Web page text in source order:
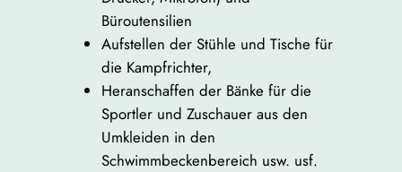
Büroutensilien
Aufstellen der Stühle und Tische für
die Kampfrichter,
Heranschaffen der Bänke für die
Sportler und Zuschauer aus den
Umkleiden in den
Schwimmbeckenbereich usw. usf.